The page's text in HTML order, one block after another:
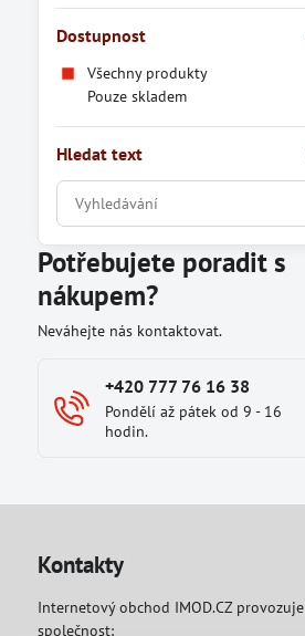
Dostupnost
Všechny produkty
Pouze skladem
Hledat text
Prohledat
výsledky
filtru
fulltextem
Potřebujete poradit s
nákupem?
Neváhejte nás kontaktovat.
+420 777 76 16 38
Pondělí až pátek od 9 - 16
hodin.
Kontakty
Internetový obchod IMOD.CZ provozuje
společnost: